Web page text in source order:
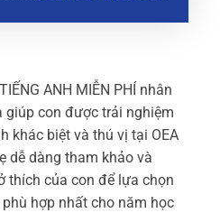
ANH MIỄN PHÍ nhân
con được trải nghiệm
khác biệt và thú vị tại OEA
dễ dàng tham khảo và
thích của con để lựa chọn
hợp nhất cho năm học